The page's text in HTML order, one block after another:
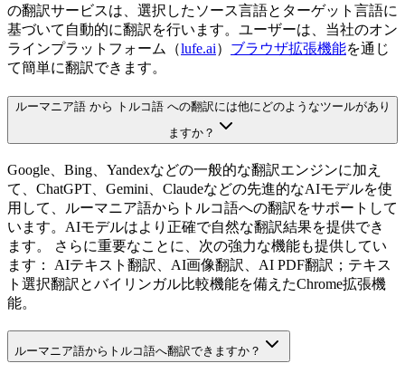
の翻訳サービスは、選択したソース言語とターゲット言語に
基づいて自動的に翻訳を行います。ユーザーは、当社のオン
ラインプラットフォーム（lufe.ai） ブラウザ拡張機能を通じ
て簡単に翻訳できます。
ルーマニア語 から トルコ語 への翻訳には他にどのようなツールがあり
ますか？
Google、Bing、Yandexなどの一般的な翻訳エンジンに加え
て、ChatGPT、Gemini、Claudeなどの先進的なAIモデルを使
用して、ルーマニア語からトルコ語への翻訳をサポートして
います。AIモデルはより正確で自然な翻訳結果を提供でき
ます。 さらに重要なことに、次の強力な機能も提供してい
ます： AIテキスト翻訳、AI画像翻訳、AI PDF翻訳；テキス
ト選択翻訳とバイリンガル比較機能を備えたChrome拡張機
能。
ルーマニア語からトルコ語へ翻訳できますか？